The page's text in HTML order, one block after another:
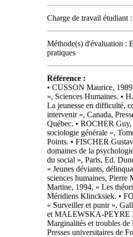
Charge de travail étudiant
Méthode(s) d'évaluation :
pratiques
Référence :
• CUSSON Maurice,
», Sciences Humaines. •
La jeunesse en difficulté,
intervenir », Canada,
Québec. • ROCHER
sociologie générale »,
Points. • FISCHER
domaines de la
du social », Paris, Ed.
« Jeunes déviants,
sciences humaines,
Martine, 1994, « Les
Méridiens Klincksiek. •
« Surveiller et punir »,
et MALEWSKA-PEYRE
Marginalités et troubles de
Presses universitaires de